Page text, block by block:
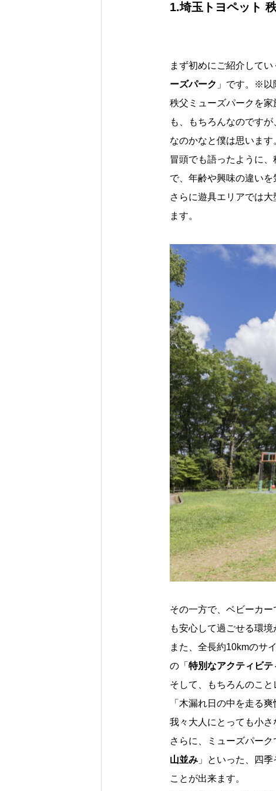
1.埼玉トヨペット
まず初めにご紹介して
ーズパーク 」です。※以
秩父ミューズパークを
も、もちろんなのですが
なのかなと僕は思います
冒頭でも語ったように
で、年齢や興味の違いを
さらに遊具エリアでは
ます。
その一方で、ベビーカ
も安心して過ごせる環
また、全長約10kmのサ
の「 特別なアクティビテ
そして、もちろんのこ
「木漏れ日の中を走る
我々大人にとっても小さ
さらに、ミューズパーク
山並み」といった、四
ことが出来ます。